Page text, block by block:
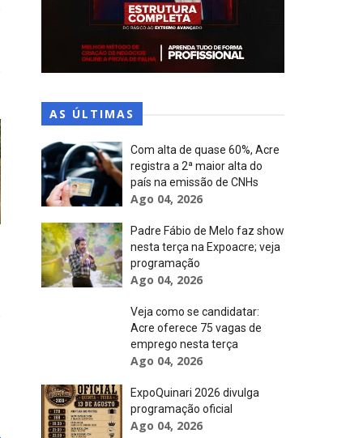
AS ÚLTIMAS
Com alta de quase 60%, Acre
registra a 2ª maior alta do
país na emissão de CNHs
Ago 04, 2026
Padre Fábio de Melo faz show
nesta terça na Expoacre; veja
programação
Ago 04, 2026
Veja como se candidatar:
Acre oferece 75 vagas de
emprego nesta terça
Ago 04, 2026
ExpoQuinari 2026 divulga
programação oficial
Ago 04, 2026